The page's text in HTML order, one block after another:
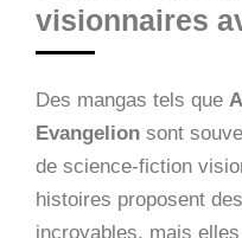
visionnaires
Des mangas tels que
Evangelion sont
de science-fiction
histoires proposent des
incroyables, mais